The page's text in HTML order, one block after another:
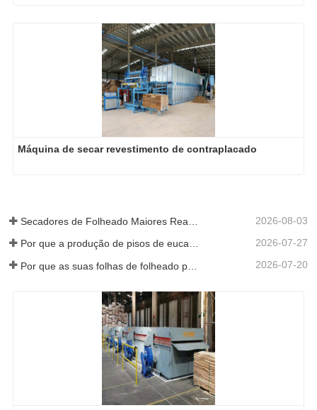
Máquina de secar revestimento de contraplacado
2026-08-03
Por que a produção de pisos de eucalipto precisa de um secador de folheados? 2026-07-27
2026-07-20